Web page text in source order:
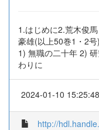
1.はじめに2.荒木俊
豪雄(以上50巻1・2
1) 無職の二十年 2)
わりに
2024-01-10 15:25:48
http://